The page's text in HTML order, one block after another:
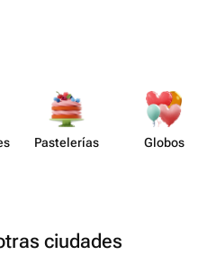
Paste​lerías Globos
ciudades